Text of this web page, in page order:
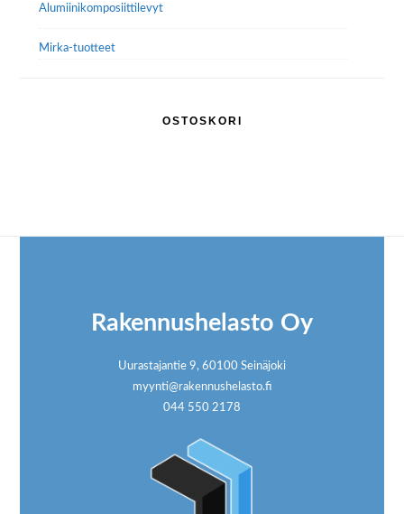
Alumiini­komposiitti­levyt
Mirka-tuotteet
OSTOSKORI
Rakennushelasto Oy
Uurastajantie 9, 60100 Seinäjoki
myynti@rakennushelasto.fi
044 550 2178